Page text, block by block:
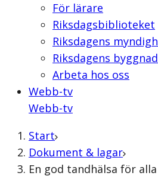
För lärare
Riksdagsbiblioteket
Riksdagens
Riksdagens
Arbeta hos oss
Webb-tv
Webb-tv
Start
Dokument & lagar
En god tandhälsa för